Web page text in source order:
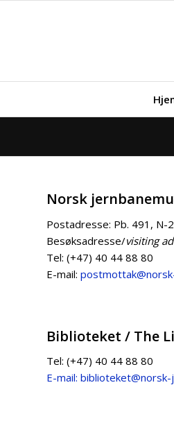
Norsk
Postadresse: Pb. 491, N-
Besøksadresse/visiting
Tel: (+47) 40 44 88 80
E-mail:
Biblioteket / The
Tel: (+47) 40 44 88 80
E-mail: